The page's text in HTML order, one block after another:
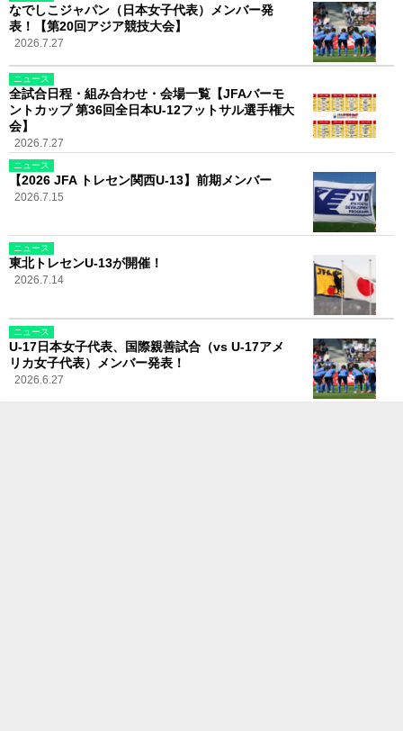
なでしこジャパン（日本女子代表）メンバー発
表！【第20回アジア競技大会】
2026.7.27
ニュース
全試合日程・組み合わせ・会場一覧【JFAバーモ
ントカップ 第36回全日本U-12フットサル選手権大
会】
2026.7.27
ニュース
【2026 JFA トレセン関西U-13】前期メンバー
2026.7.15
ニュース
東北トレセンU-13が開催！
2026.7.14
ニュース
U-17日本女子代表、国際親善試合（vs U-17アメ
リカ女子代表）メンバー発表！
2026.6.27